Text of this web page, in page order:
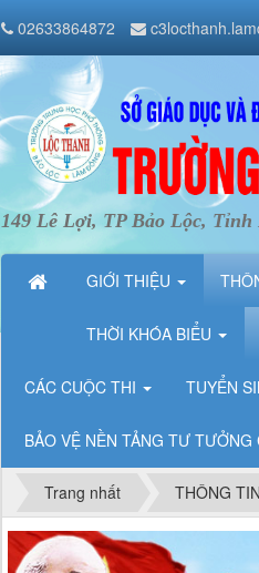
02633864872
149 Lê Lợi, TP Bảo Lộc, Tỉnh
GIỚI THIỆU
THỜI KHÓA BIỂU
CÁC CUỘC THI TUYỂN
BẢO VỆ NỀN TẢNG TƯ TƯỞNG
Trang nhất THÔNG